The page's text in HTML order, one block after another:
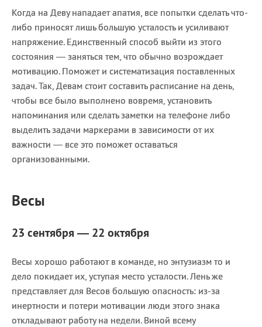
Когда на Деву нападает апатия, все попытки сделать что-
либо приносят лишь большую усталость и усиливают
напряжение. Единственный способ выйти из этого
состояния — заняться тем, что обычно возрождает
мотивацию. Поможет и систематизация поставленных
задач. Так, Девам стоит составить расписание на день,
чтобы все было выполнено вовремя, установить
напоминания или сделать заметки на телефоне либо
выделить задачи маркерами в зависимости от их
важности — все это поможет оставаться
организованными.
Весы
23 сентября — 22 октября
Весы хорошо работают в команде, но энтузиазм то и
дело покидает их, уступая место усталости. Лень же
представляет для Весов большую опасность: из-за
инертности и потери мотивации люди этого знака
откладывают работу на недели. Виной всему